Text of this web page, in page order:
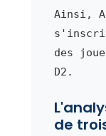
Ainsi,
s'inscrit
des
D2.
de